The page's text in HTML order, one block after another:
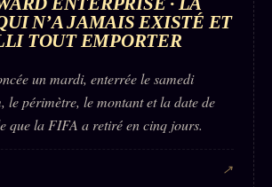
N’A JAMAIS EXISTÉ ET
TOUT EMPORTER
un mardi, enterrée le samedi
le périmètre, le montant et la date de
que la FIFA a retiré en cinq jours.
↗